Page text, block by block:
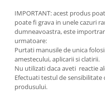
IMPORTANT: acest produs
poate fi grava in unele cazuri
dumneavoastra, este
urmatoare:
Purtati manusile de unica
amestecului, aplicarii si clatirii.
Nu utilizati daca aveti reactie
Efectuati testul de sensibilitate
produsului.